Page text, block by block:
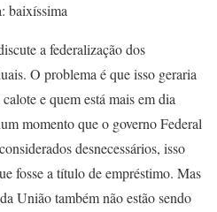
baixíssima
a federalização dos
O problema é que isso geraria
e quem está mais em dia
momento que o governo Federal
desnecessários, isso
fosse a título de empréstimo. Mas
União também não estão sendo